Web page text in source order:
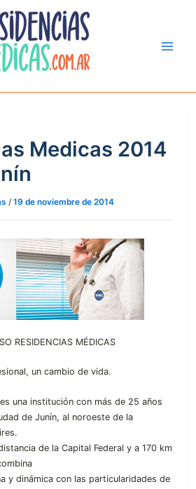
Medicas 2014
/19 de noviembre de 2014
RESIDENCIAS MÉDICAS
un cambio de vida.
una institución con más de 25 años
de Junín, al noroeste de la
de la Capital Federal y a 170 km
y dinámica con las particularidades de